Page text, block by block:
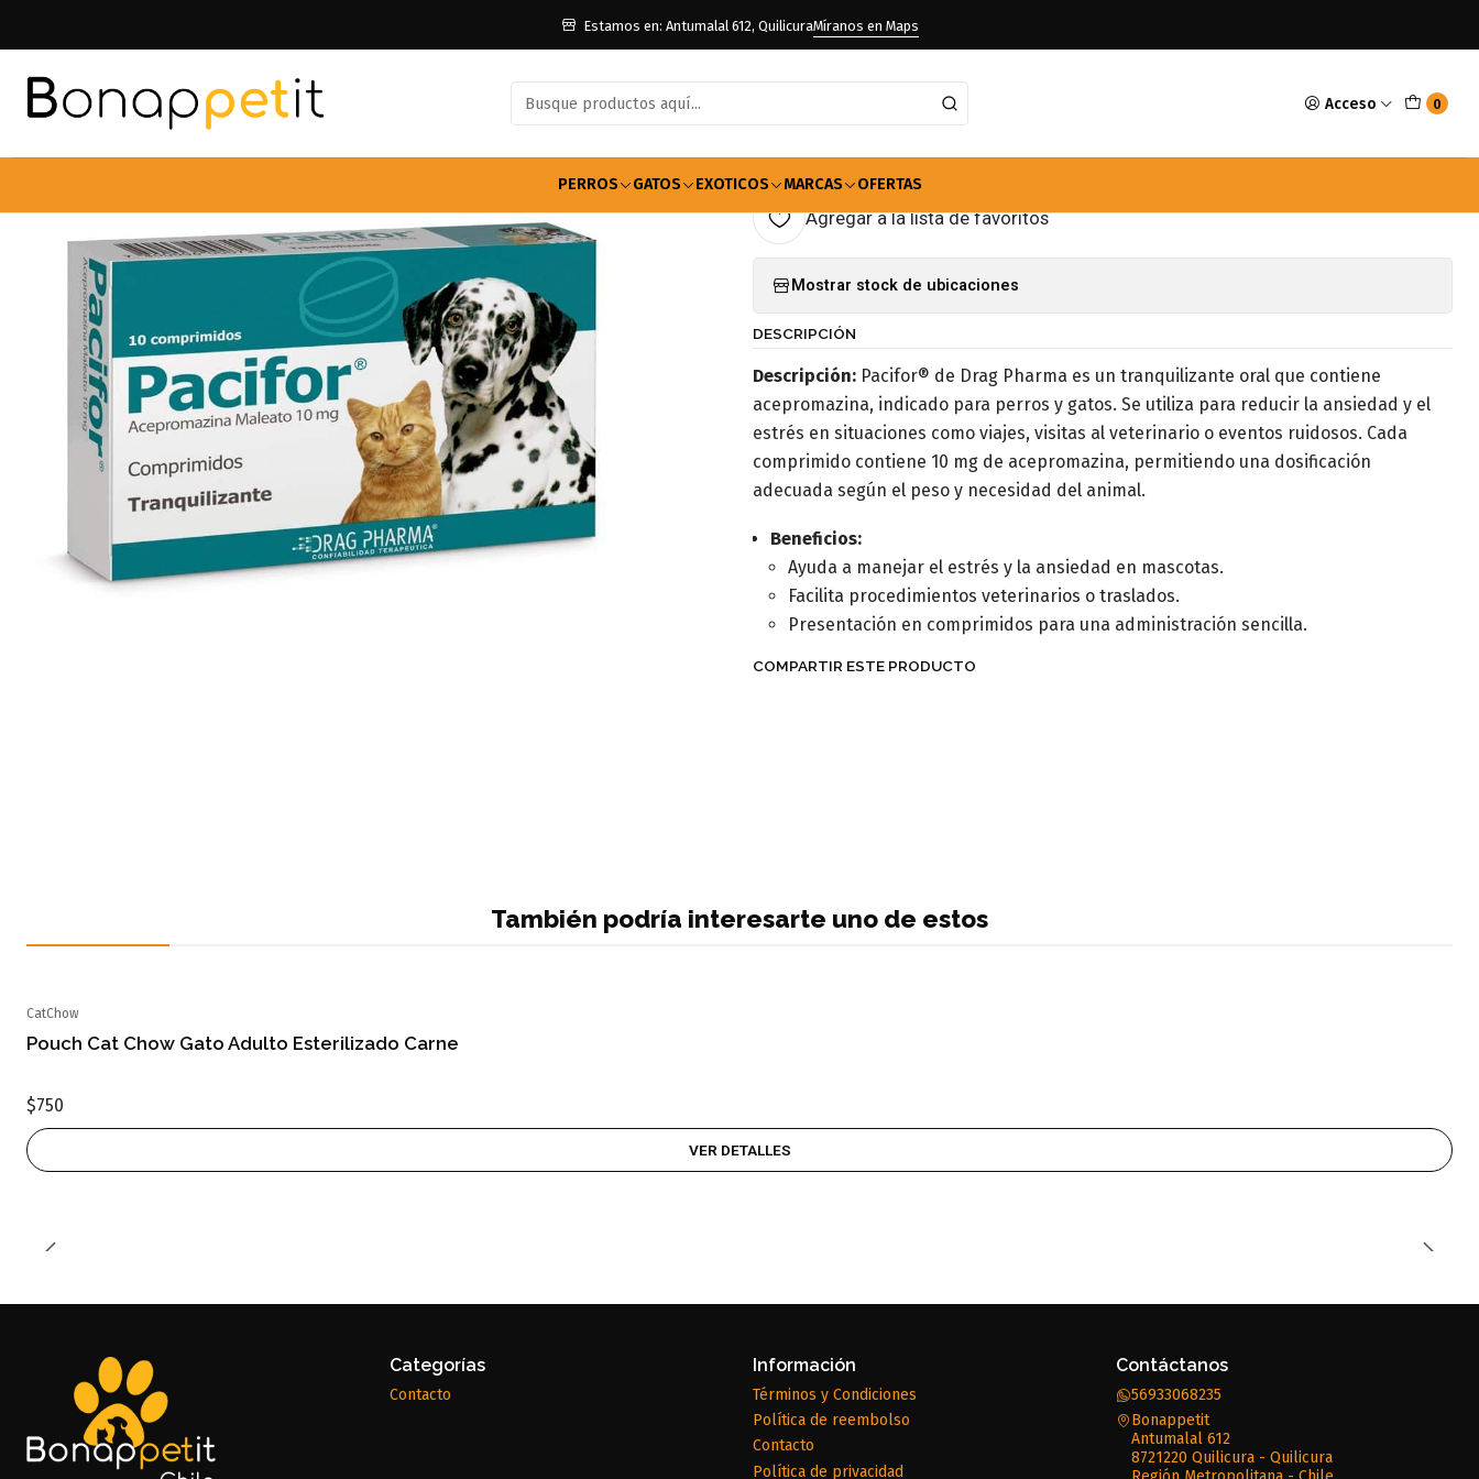
Acceso 0
PERROS GATOS EXOTICOS MARCAS OFERTAS
Estamos en: Antumalal 612, QuilicuraMíranos en Maps
Farmacia Perros Medicamentos Comprimido Pacifor 10 Unidades de 10mg
Comprimido Pacifor 10 Unidades de
10mg
Agregar a la lista de favoritos
Mostrar stock de ubicaciones
DESCRIPCIÓN
Descripción: Pacifor® de Drag Pharma es un tranquilizante oral que contiene
acepromazina, indicado para perros y gatos. Se utiliza para reducir la ansiedad y el
estrés en situaciones como viajes, visitas al veterinario o eventos ruidosos. Cada
comprimido contiene 10 mg de acepromazina, permitiendo una dosificación
adecuada según el peso y necesidad del animal.
Beneficios:
Ayuda a manejar el estrés y la ansiedad en mascotas.
Facilita procedimientos veterinarios o traslados.
Presentación en comprimidos para una administración sencilla.
COMPARTIR ESTE PRODUCTO
También podría interesarte uno de estos
CatChow
Pouch Cat Chow Gato Adulto Esterilizado Carne
$750
VER DETALLES
Categorías
Contacto
Información
Términos y Condiciones
Política de reembolso
Contacto
Política de privacidad
Contáctanos
56933068235
Bonappetit
Antumalal 612
8721220 Quilicura - Quilicura